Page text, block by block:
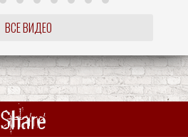
ВСЕ ВИДЕО
Share